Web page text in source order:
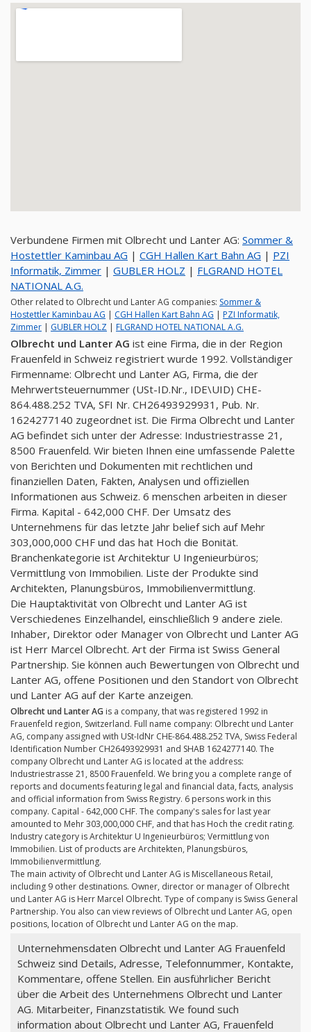
Verbundene Firmen mit Olbrecht und Lanter AG: Sommer &
Hostettler Kaminbau AG | CGH Hallen Kart Bahn AG | PZI
Informatik, Zimmer | GUBLER HOLZ | FLGRAND HOTEL
NATIONAL A.G.
Other related to Olbrecht und Lanter AG companies: Sommer &
Hostettler Kaminbau AG | CGH Hallen Kart Bahn AG | PZI Informatik,
Zimmer | GUBLER HOLZ | FLGRAND HOTEL NATIONAL A.G.
Olbrecht und Lanter AG ist eine Firma, die in der Region
Frauenfeld in Schweiz registriert wurde 1992. Vollständiger
Firmenname: Olbrecht und Lanter AG, Firma, die der
Mehrwertsteuernummer (USt-ID.Nr., IDE\UID) CHE-
864.488.252 TVA, SFI Nr. CH26493929931, Pub. Nr.
1624277140 zugeordnet ist. Die Firma Olbrecht und Lanter
AG befindet sich unter der Adresse: Industriestrasse 21,
8500 Frauenfeld. Wir bieten Ihnen eine umfassende Palette
von Berichten und Dokumenten mit rechtlichen und
finanziellen Daten, Fakten, Analysen und offiziellen
Informationen aus Schweiz. 6 menschen arbeiten in dieser
Firma. Kapital - 642,000 CHF. Der Umsatz des
Unternehmens für das letzte Jahr belief sich auf Mehr
303,000,000 CHF und das hat Hoch die Bonität.
Branchenkategorie ist Architektur U Ingenieurbüros;
Vermittlung von Immobilien. Liste der Produkte sind
Architekten, Planungsbüros, Immobilienvermittlung.
Die Hauptaktivität von Olbrecht und Lanter AG ist
Verschiedenes Einzelhandel, einschließlich 9 andere ziele.
Inhaber, Direktor oder Manager von Olbrecht und Lanter AG
ist Herr Marcel Olbrecht. Art der Firma ist Swiss General
Partnership. Sie können auch Bewertungen von Olbrecht und
Lanter AG, offene Positionen und den Standort von Olbrecht
und Lanter AG auf der Karte anzeigen.
Olbrecht und Lanter AG is a company, that was registered 1992 in
Frauenfeld region, Switzerland. Full name company: Olbrecht und Lanter
AG, company assigned with USt-IdNr CHE-864.488.252 TVA, Swiss Federal
Identification Number CH26493929931 and SHAB 1624277140. The
company Olbrecht und Lanter AG is located at the address:
Industriestrasse 21, 8500 Frauenfeld. We bring you a complete range of
reports and documents featuring legal and financial data, facts, analysis
and official information from Swiss Registry. 6 persons work in this
company. Capital - 642,000 CHF. The company's sales for last year
amounted to Mehr 303,000,000 CHF, and that has Hoch the credit rating.
Industry category is Architektur U Ingenieurbüros; Vermittlung von
Immobilien. List of products are Architekten, Planungsbüros,
Immobilienvermittlung.
The main activity of Olbrecht und Lanter AG is Miscellaneous Retail,
including 9 other destinations. Owner, director or manager of Olbrecht
und Lanter AG is Herr Marcel Olbrecht. Type of company is Swiss General
Partnership. You also can view reviews of Olbrecht und Lanter AG, open
positions, location of Olbrecht und Lanter AG on the map.
Unternehmensdaten Olbrecht und Lanter AG Frauenfeld
Schweiz sind Details, Adresse, Telefonnummer, Kontakte,
Kommentare, offene Stellen. Ein ausführlicher Bericht
über die Arbeit des Unternehmens Olbrecht und Lanter
AG. Mitarbeiter, Finanzstatistik. We found such
information about Olbrecht und Lanter AG, Frauenfeld